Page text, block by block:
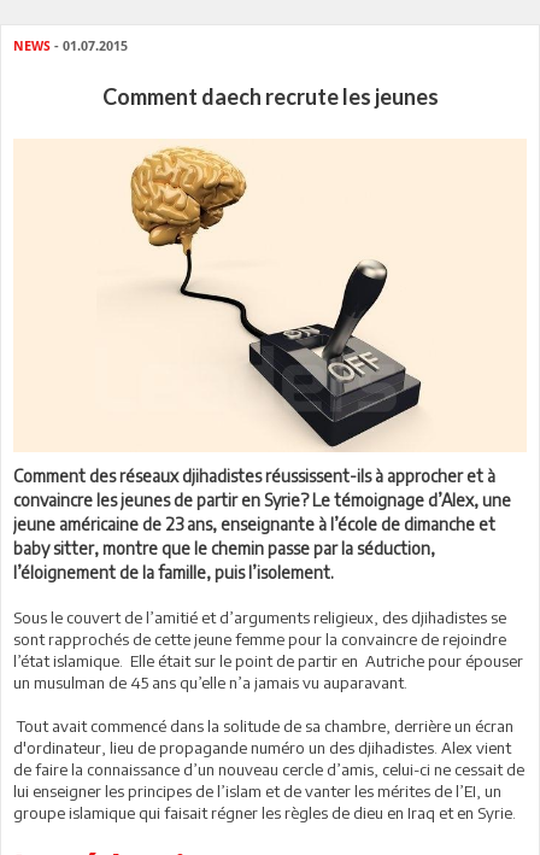
NEWS - 01.07.2015
Comment daech recrute les jeunes
Comment des réseaux djihadistes réussissent-ils à approcher et à
convaincre les jeunes de partir en Syrie? Le témoignage d’Alex, une
jeune américaine de 23 ans, enseignante à l’école de dimanche et
baby sitter, montre que le chemin passe par la séduction,
l’éloignement de la famille, puis l’isolement.
Sous le couvert de l’amitié et d’arguments religieux, des djihadistes se
sont rapprochés de cette jeune femme pour la convaincre de rejoindre
l’état islamique. Elle était sur le point de partir en Autriche pour épouser
un musulman de 45 ans qu’elle n’a jamais vu auparavant.
Tout avait commencé dans la solitude de sa chambre, derrière un écran
d'ordinateur, lieu de propagande numéro un des djihadistes. Alex vient
de faire la connaissance d’un nouveau cercle d’amis, celui-ci ne cessait de
lui enseigner les principes de l’islam et de vanter les mérites de l’EI, un
groupe islamique qui faisait régner les règles de dieu en Iraq et en Syrie.